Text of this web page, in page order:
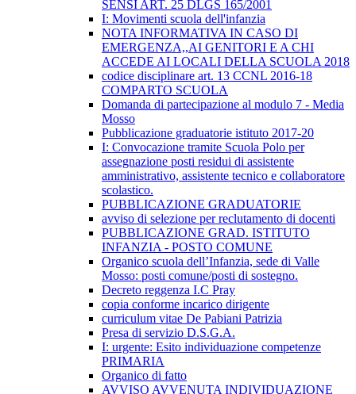
SENSI ART. 25 DLGS 165/2001
I: Movimenti scuola dell'infanzia
NOTA INFORMATIVA IN CASO DI
EMERGENZA,,AI GENITORI E A CHI
ACCEDE AI LOCALI DELLA SCUOLA 2018
codice disciplinare art. 13 CCNL 2016-18
COMPARTO SCUOLA
Domanda di partecipazione al modulo 7 - Media
Mosso
Pubblicazione graduatorie istituto 2017-20
I: Convocazione tramite Scuola Polo per
assegnazione posti residui di assistente
amministrativo, assistente tecnico e collaboratore
scolastico.
PUBBLICAZIONE GRADUATORIE
avviso di selezione per reclutamento di docenti
PUBBLICAZIONE GRAD. ISTITUTO
INFANZIA - POSTO COMUNE
Organico scuola dell’Infanzia, sede di Valle
Mosso: posti comune/posti di sostegno.
Decreto reggenza I.C Pray
copia conforme incarico dirigente
curriculum vitae De Pabiani Patrizia
Presa di servizio D.S.G.A.
I: urgente: Esito individuazione competenze
PRIMARIA
Organico di fatto
AVVISO AVVENUTA INDIVIDUAZIONE